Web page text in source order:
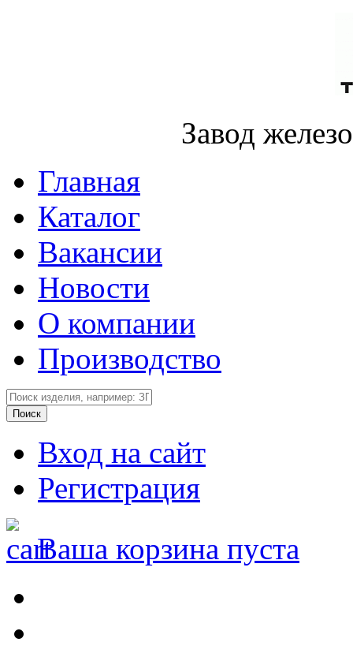
Завод
Главная
Каталог
Вакансии
Новости
О компании
Производство
Вход на сайт
Регистрация
Ваша корзина пуста